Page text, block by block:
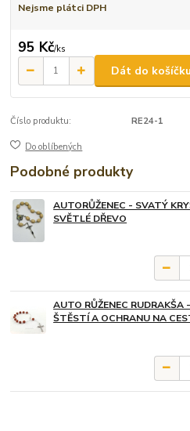
Nejsme plátci DPH
95 Kč/ks
Dát do košíčku
Číslo produktu: RE24-1
Do oblíbených
Podobné produkty
AUTORŮŽENEC - SVATÝ
SVĚTLÉ DŘEVO
AUTO RŮŽENEC RUDRAKŠA
ŠTĚSTÍ A OCHRANU NA